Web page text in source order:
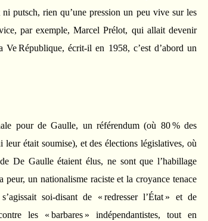
putsch, rien qu’une pression un peu vive sur les
par exemple, Marcel Prélot, qui allait devenir
République, écrit-il en 1958, c’est d’abord un
pour de Gaulle, un référendum (où 80 % des
était soumise), et des élections législatives, où
De Gaulle étaient élus, ne sont que l’habillage
un nationalisme raciste et la croyance tenace
soi-disant de « redresser l’État » et de
les « barbares » indépendantistes, tout en